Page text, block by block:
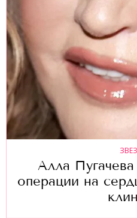
Алла
операции на